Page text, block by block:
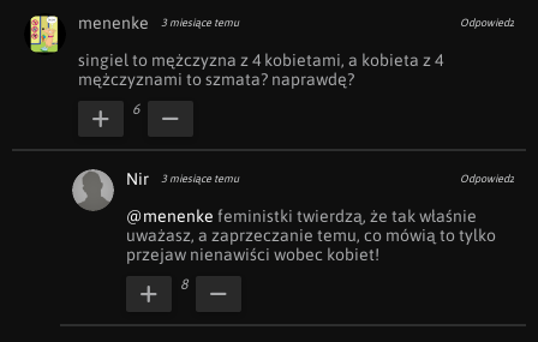
menenke 3 miesiące temu Odpowiedz
singiel to mężczyzna z 4 kobietami, a kobieta z 4
mężczyznami to szmata? naprawdę?
6
Nir 3 miesiące temu Odpowiedz
@menenke feministki twierdzą, że tak właśnie
uważasz, a zaprzeczanie temu, co mówią to tylko
przejaw nienawiści wobec kobiet!
8